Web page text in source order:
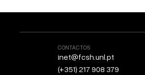
CONTACTOS
inet@fcsh.unl.pt
(+351) 217 908 379